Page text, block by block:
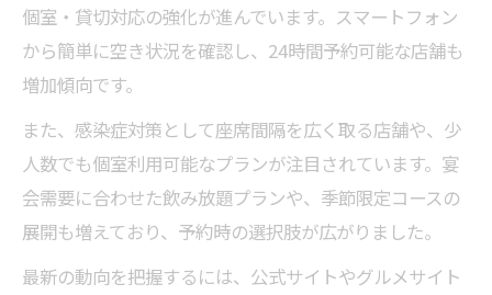
個室・貸切対応の強化が進んでいます。スマートフォン
から簡単に空き状況を確認し、24時間予約可能な店舗も
増加傾向です。
また、感染症対策として座席間隔を広く取る店舗や、少
人数でも個室利用可能なプランが注目されています。宴
会需要に合わせた飲み放題プランや、季節限定コースの
展開も増えており、予約時の選択肢が広がりました。
最新の動向を把握するには、公式サイトやグルメサイト